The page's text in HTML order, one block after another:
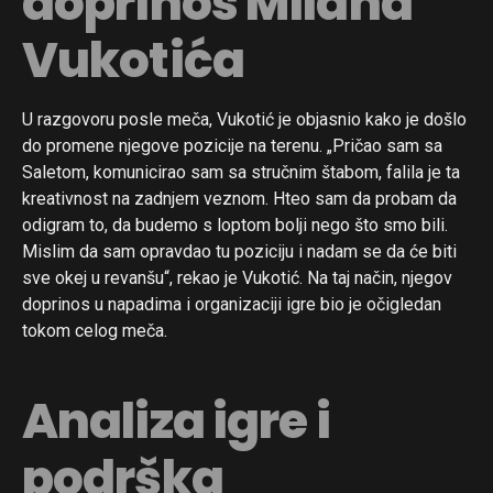
Vukotića
U razgovoru posle meča, Vukotić je objasnio kako je došlo
do promene njegove pozicije na terenu. „Pričao sam sa
Saletom, komunicirao sam sa stručnim štabom, falila je ta
kreativnost na zadnjem veznom. Hteo sam da probam da
odigram to, da budemo s loptom bolji nego što smo bili.
Mislim da sam opravdao tu poziciju i nadam se da će biti
sve okej u revanšu“, rekao je Vukotić. Na taj način, njegov
doprinos u napadima i organizaciji igre bio je očigledan
tokom celog meča.
Analiza igre i
podrška